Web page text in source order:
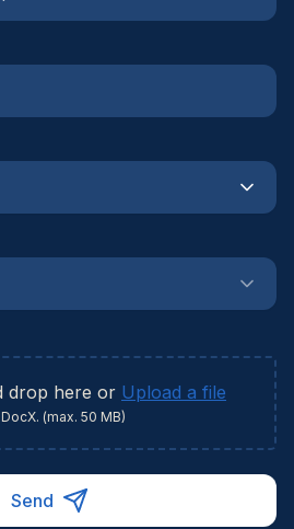
drop here or Upload a file
(max. 50 MB)
Send